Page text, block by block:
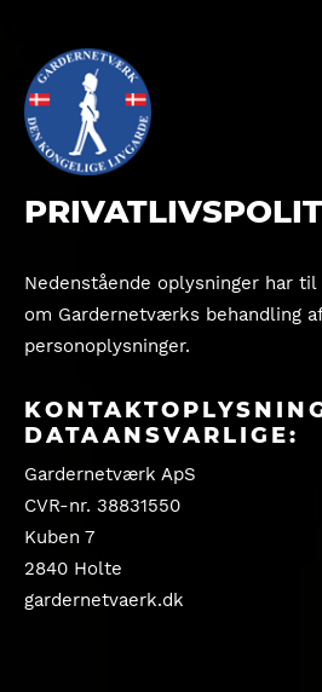
Nedenstående oplysninger har
om Gardernetværks behandling
personoplysninger.
DATAANSVARLIGE:
Gardernetværk ApS
CVR-nr. 38831550
Kuben 7
2840 Holte
gardernetvaerk.dk